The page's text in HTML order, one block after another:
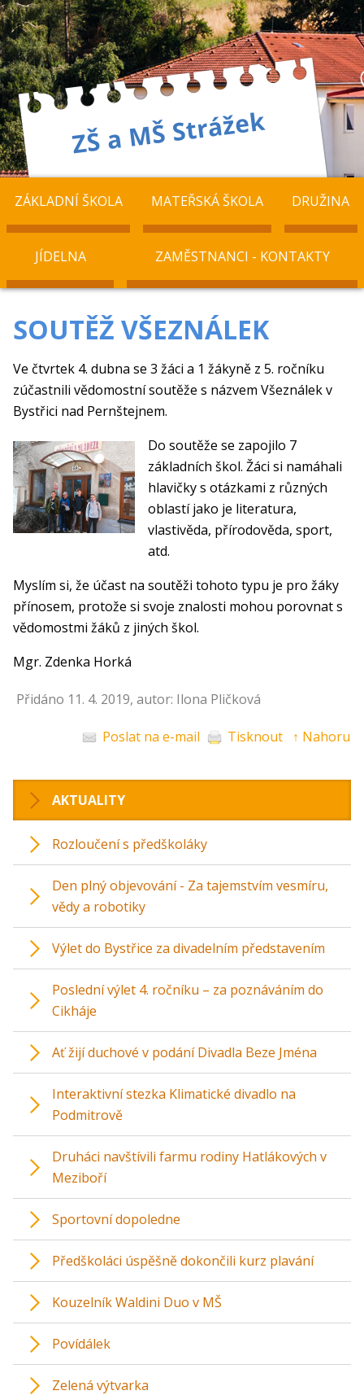
ZÁKLADNÍ ŠKOLA MATEŘSKÁ ŠKOLA DRUŽINA
JÍDELNA ZAMĚSTNANCI - KONTAKTY
SOUTĚŽ VŠEZNÁLEK
Ve čtvrtek 4. dubna se 3 žáci a 1 žákyně z 5. ročníku
zúčastnili vědomostní soutěže s názvem Všeználek v
Bystřici nad Pernštejnem.
Do soutěže se zapojilo 7
základních škol. Žáci si namáhali
hlavičky s otázkami z různých
oblastí jako je literatura,
vlastivěda, přírodověda, sport,
atd.
Myslím si, že účast na soutěži tohoto typu je pro žáky
přínosem, protože si svoje znalosti mohou porovnat s
vědomostmi žáků z jiných škol.
Mgr. Zdenka Horká
Přidáno 11. 4. 2019, autor: Ilona Pličková
Poslat na e-mail Tisknout ↑ Nahoru
AKTUALITY
Rozloučení s předškoláky
Den plný objevování - Za tajemstvím vesmíru,
vědy a robotiky
Výlet do Bystřice za divadelním představením
Poslední výlet 4. ročníku – za poznáváním do
Cikháje
Ať žijí duchové v podání Divadla Beze Jména
Interaktivní stezka Klimatické divadlo na
Podmitrově
Druháci navštívili farmu rodiny Hatlákových v
Meziboří
Sportovní dopoledne
Předškoláci úspěšně dokončili kurz plavání
Kouzelník Waldini Duo v MŠ
Povídálek
Zelená výtvarka